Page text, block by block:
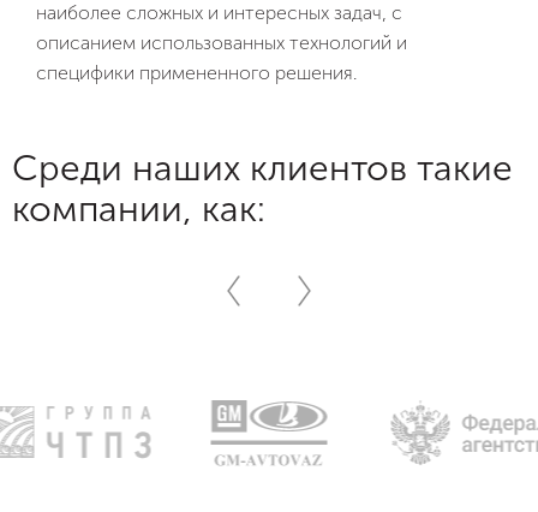
Комплексный интернет-маркетинг
Разработка фирменного стиля
наиболее сложных и интересных задач, с
описанием использованных технологий и
специфики примененного решения.
Среди наших клиентов такие
компании, как: